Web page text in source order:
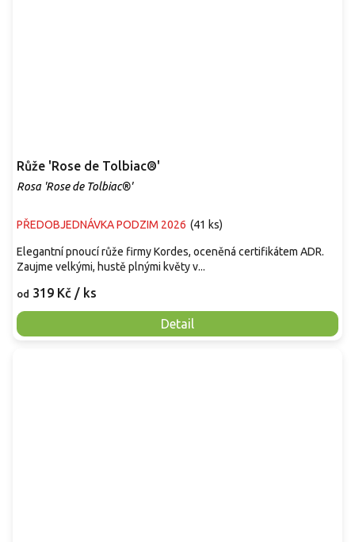
Růže 'Rose de Tolbiac®'
Rosa 'Rose de Tolbiac®'
PŘEDOBJEDNÁVKA PODZIM 2026 (41 ks)
od 319 Kč / ks
Detail
Elegantní pnoucí růže firmy Kordes, oceněná certifikátem ADR.
Zaujme velkými, hustě plnými květy v...